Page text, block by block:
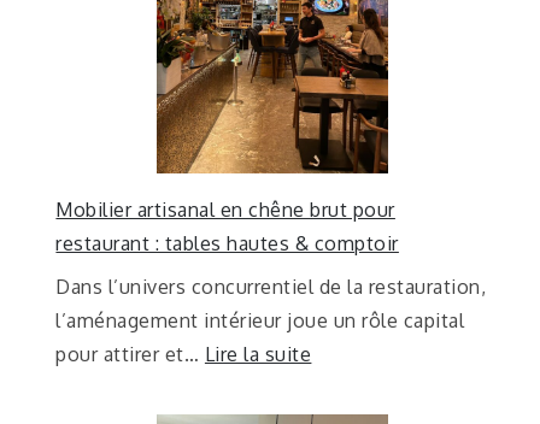
Mobilier artisanal en chêne brut pour
restaurant : tables hautes & comptoir
Dans l’univers concurrentiel de la restauration,
l’aménagement intérieur joue un rôle capital
pour attirer et… Lire la suite